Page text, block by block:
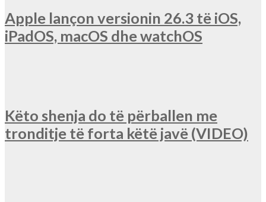
Apple lançon versionin 26.3 të iOS,
iPadOS, macOS dhe watchOS
Këto shenja do të përballen me
tronditje të forta këtë javë (VIDEO)